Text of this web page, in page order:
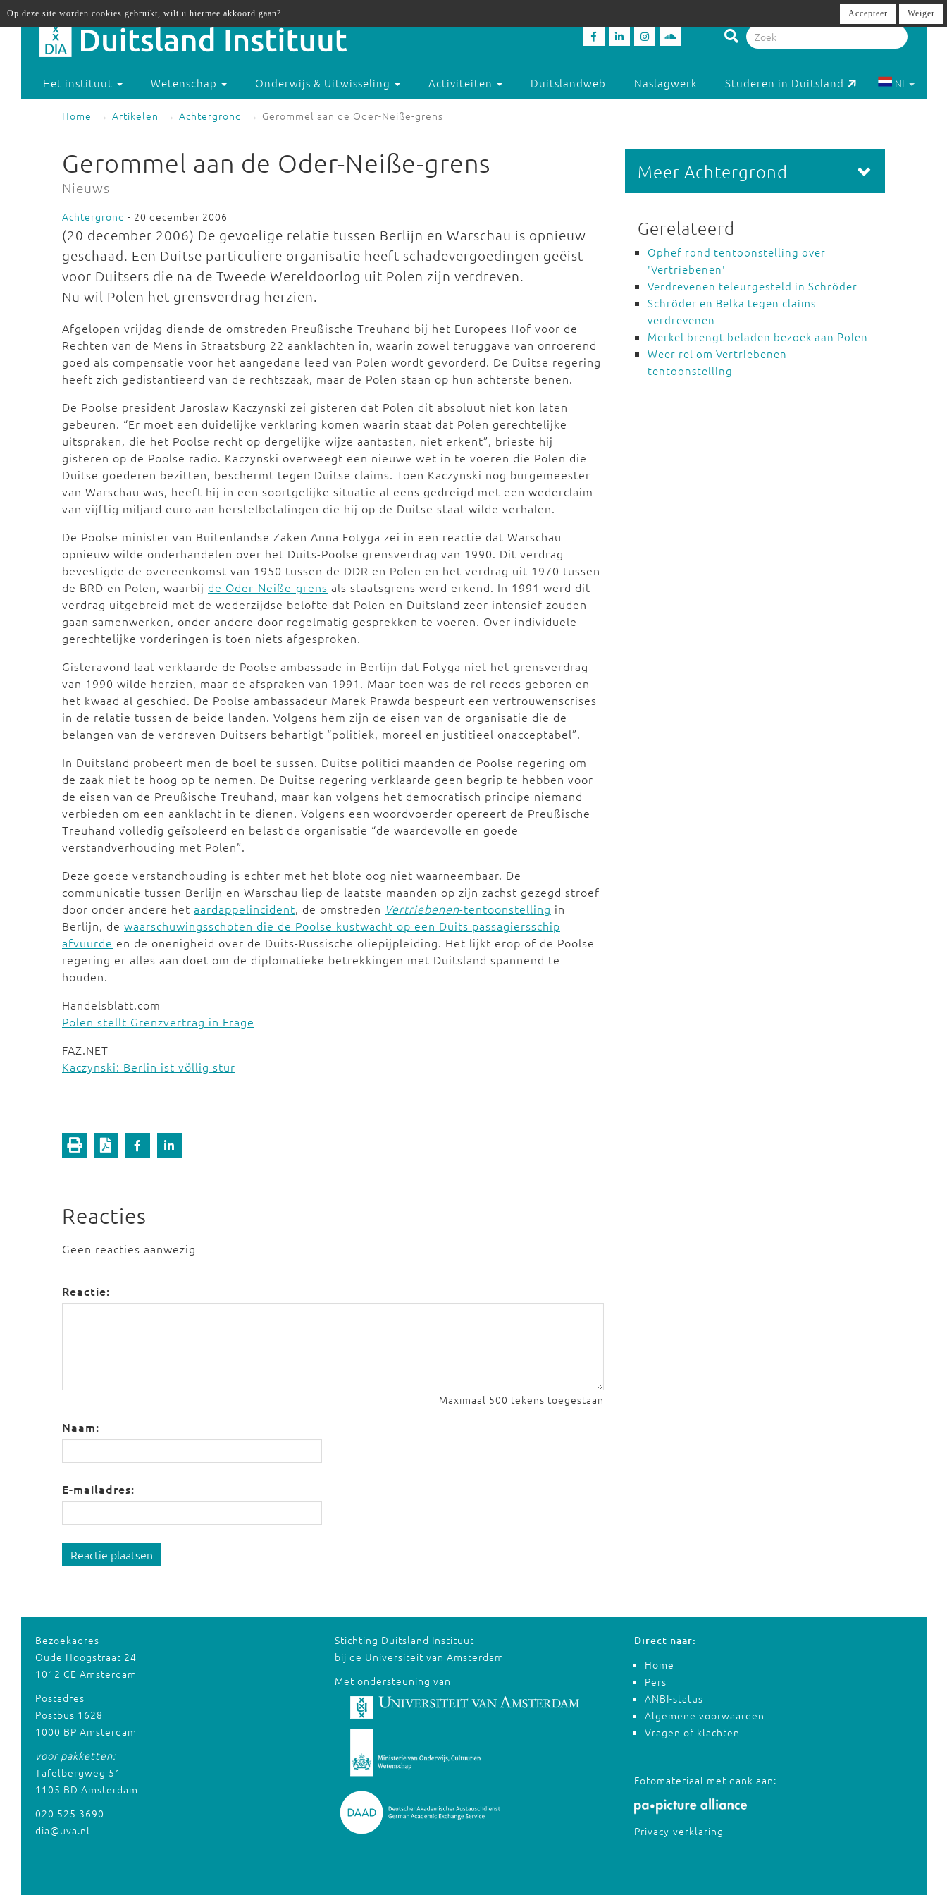
Het instituut Wetenschap Onderwijs & Uitwisseling Activiteiten Duitslandweb Naslagwerk Studeren in Duitsland NL
Home Artikelen Achtergrond Gerommel aan de Oder-Neiße-grens
Gerommel aan de Oder-Neiße-grens
Nieuws
Achtergrond - 20 december 2006
(20 december 2006) De gevoelige relatie tussen Berlijn en Warschau is opnieuw
geschaad. Een Duitse particuliere organisatie heeft schadevergoedingen geëist
voor Duitsers die na de Tweede Wereldoorlog uit Polen zijn verdreven.
Nu wil Polen het grensverdrag herzien.
Afgelopen vrijdag diende de omstreden Preußische Treuhand bij het Europees Hof voor de
Rechten van de Mens in Straatsburg 22 aanklachten in, waarin zowel teruggave van onroerend
goed als compensatie voor het aangedane leed van Polen wordt gevorderd. De Duitse regering
heeft zich gedistantieerd van de rechtszaak, maar de Polen staan op hun achterste benen.
De Poolse president Jaroslaw Kaczynski zei gisteren dat Polen dit absoluut niet kon laten
gebeuren. “Er moet een duidelijke verklaring komen waarin staat dat Polen gerechtelijke
uitspraken, die het Poolse recht op dergelijke wijze aantasten, niet erkent”, brieste hij
gisteren op de Poolse radio. Kaczynski overweegt een nieuwe wet in te voeren die Polen die
Duitse goederen bezitten, beschermt tegen Duitse claims. Toen Kaczynski nog burgemeester
van Warschau was, heeft hij in een soortgelijke situatie al eens gedreigd met een wederclaim
van vijftig miljard euro aan herstelbetalingen die hij op de Duitse staat wilde verhalen.
De Poolse minister van Buitenlandse Zaken Anna Fotyga zei in een reactie dat Warschau
opnieuw wilde onderhandelen over het Duits-Poolse grensverdrag van 1990. Dit verdrag
bevestigde de overeenkomst van 1950 tussen de DDR en Polen en het verdrag uit 1970 tussen
de BRD en Polen, waarbij de Oder-Neiße-grens als staatsgrens werd erkend. In 1991 werd dit
verdrag uitgebreid met de wederzijdse belofte dat Polen en Duitsland zeer intensief zouden
gaan samenwerken, onder andere door regelmatig gesprekken te voeren. Over individuele
gerechtelijke vorderingen is toen niets afgesproken.
Gisteravond laat verklaarde de Poolse ambassade in Berlijn dat Fotyga niet het grensverdrag
van 1990 wilde herzien, maar de afspraken van 1991. Maar toen was de rel reeds geboren en
het kwaad al geschied. De Poolse ambassadeur Marek Prawda bespeurt een vertrouwenscrises
in de relatie tussen de beide landen. Volgens hem zijn de eisen van de organisatie die de
belangen van de verdreven Duitsers behartigt “politiek, moreel en justitieel onacceptabel”.
In Duitsland probeert men de boel te sussen. Duitse politici maanden de Poolse regering om
de zaak niet te hoog op te nemen. De Duitse regering verklaarde geen begrip te hebben voor
de eisen van de Preußische Treuhand, maar kan volgens het democratisch principe niemand
verbieden om een aanklacht in te dienen. Volgens een woordvoerder opereert de Preußische
Treuhand volledig geïsoleerd en belast de organisatie “de waardevolle en goede
verstandverhouding met Polen”.
Deze goede verstandhouding is echter met het blote oog niet waarneembaar. De
communicatie tussen Berlijn en Warschau liep de laatste maanden op zijn zachst gezegd stroef
door onder andere het aardappelincident, de omstreden Vertriebenen-tentoonstelling in
Berlijn, de waarschuwingsschoten die de Poolse kustwacht op een Duits passagiersschip
afvuurde en de onenigheid over de Duits-Russische oliepijpleiding. Het lijkt erop of de Poolse
regering er alles aan doet om de diplomatieke betrekkingen met Duitsland spannend te
houden.
Handelsblatt.com
Polen stellt Grenzvertrag in Frage
FAZ.NET
Kaczynski: Berlin ist völlig stur
Reacties
Geen reacties aanwezig
Reactie:
Maximaal 500 tekens toegestaan
Naam:
E-mailadres:
Reactie plaatsen
Meer Achtergrond
Gerelateerd
Ophef rond tentoonstelling over
'Vertriebenen'
Verdrevenen teleurgesteld in Schröder
Schröder en Belka tegen claims
verdrevenen
Merkel brengt beladen bezoek aan Polen
Weer rel om Vertriebenen-
tentoonstelling
Bezoekadres
Oude Hoogstraat 24
1012 CE Amsterdam
Postadres
Postbus 1628
1000 BP Amsterdam
voor pakketten:
Tafelbergweg 51
1105 BD Amsterdam
020 525 3690
dia@uva.nl
Stichting Duitsland Instituut
bij de Universiteit van Amsterdam
Met ondersteuning van
Direct naar:
Home
Pers
ANBI-status
Algemene voorwaarden
Vragen of klachten
Fotomateriaal met dank aan:
Privacy-verklaring
Op deze site worden cookies gebruikt, wilt u hiermee akkoord gaan? Accepteer Weiger